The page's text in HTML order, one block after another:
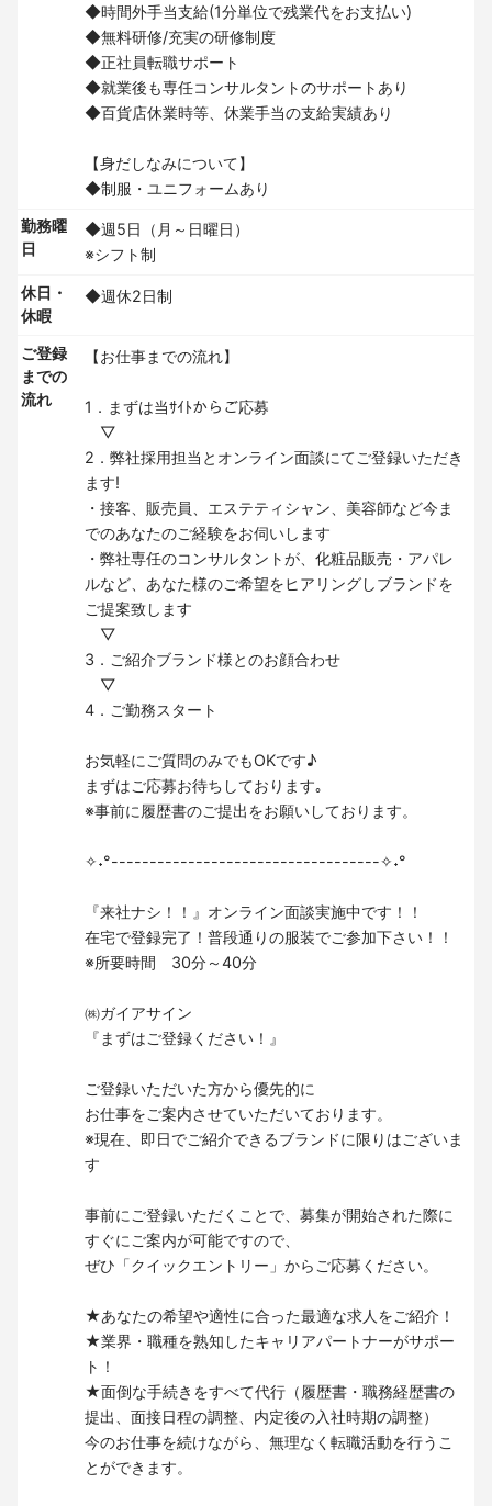
◆時間外手当支給(1分単位で残業代をお支払い)
◆無料研修/充実の研修制度
◆正社員転職サポート
◆就業後も専任コンサルタントのサポートあり
◆百貨店休業時等、休業手当の支給実績あり
【身だしなみについて】
◆制服・ユニフォームあり
勤務曜
日
◆週5日（月～日曜日）
※シフト制
休日・
休暇
◆週休2日制
ご登録
までの
流れ
【お仕事までの流れ】
1．まずは当ｻｲﾄからご応募
▽
2．弊社採用担当とオンライン面談にてご登録いただき
ます!
・接客、販売員、エステティシャン、美容師など今ま
でのあなたのご経験をお伺いします
・弊社専任のコンサルタントが、化粧品販売・アパレ
ルなど、あなた様のご希望をヒアリングしブランドを
ご提案致します
▽
3．ご紹介ブランド様とのお顔合わせ
▽
4．ご勤務スタート
お気軽にご質問のみでもOKです♪
まずはご応募お待ちしております｡
※事前に履歴書のご提出をお願いしております。
✧˖°-----------------------------------✧˖°
『来社ナシ！！』オンライン面談実施中です！！
在宅で登録完了！普段通りの服装でご参加下さい！！
※所要時間 30分～40分
㈱ガイアサイン
『まずはご登録ください！』
ご登録いただいた方から優先的に
お仕事をご案内させていただいております。
※現在、即日でご紹介できるブランドに限りはございま
す
事前にご登録いただくことで、募集が開始された際に
すぐにご案内が可能ですので、
ぜひ「クイックエントリー」からご応募ください。
★あなたの希望や適性に合った最適な求人をご紹介！
★業界・職種を熟知したキャリアパートナーがサポー
ト！
★面倒な手続きをすべて代行（履歴書・職務経歴書の
提出、面接日程の調整、内定後の入社時期の調整）
今のお仕事を続けながら、無理なく転職活動を行うこ
とができます。